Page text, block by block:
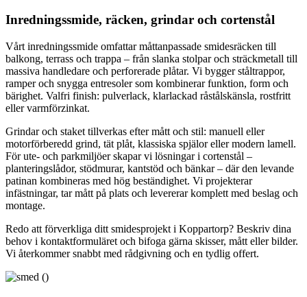
Inredningssmide, räcken, grindar och cortenstål
Vårt inredningssmide omfattar måttanpassade smidesräcken till
balkong, terrass och trappa – från slanka stolpar och sträckmetall till
massiva handledare och perforerade plåtar. Vi bygger ståltrappor,
ramper och snygga entresoler som kombinerar funktion, form och
bärighet. Valfri finish: pulverlack, klarlackad råstålskänsla, rostfritt
eller varmförzinkat.
Grindar och staket tillverkas efter mått och stil: manuell eller
motorförberedd grind, tät plåt, klassiska spjälor eller modern lamell.
För ute- och parkmiljöer skapar vi lösningar i cortenstål –
planteringslådor, stödmurar, kantstöd och bänkar – där den levande
patinan kombineras med hög beständighet. Vi projekterar
infästningar, tar mått på plats och levererar komplett med beslag och
montage.
Redo att förverkliga ditt smidesprojekt i Koppartorp? Beskriv dina
behov i kontaktformuläret och bifoga gärna skisser, mått eller bilder.
Vi återkommer snabbt med rådgivning och en tydlig offert.